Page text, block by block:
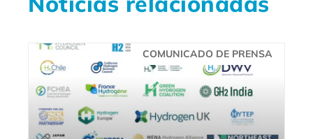
COMUNICADO DE PRENSA